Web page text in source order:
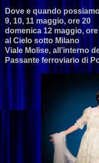
Dove e quando
9, 10, 11 maggio, ore 20
domenica 12 maggio, ore
al Cielo sotto Milano
Viale Molise, all’interno
Passante ferroviario di